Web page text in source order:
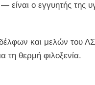
είναι ο εγγυητής της
και μελών του
τη θερμή φιλοξενία.